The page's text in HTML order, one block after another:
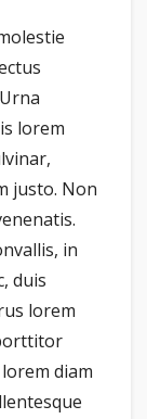
lorem
justo. Non
in
duis
lorem
diam